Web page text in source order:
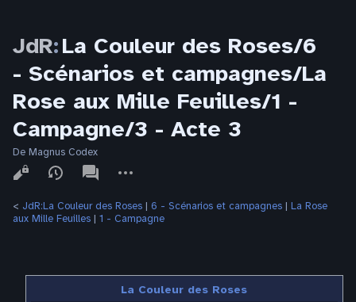
JdR:La Couleur des Roses/6
- Scénarios et campagnes/La
Rose aux Mille Feuilles/1 -
Campagne/3 - Acte 3
De Magnus Codex
Affichages
associated-
pages
actions
< JdR:La Couleur des Roses ‎ | 6 - Scénarios et campagnes ‎ | La Rose
aux Mille Feuilles ‎ | 1 - Campagne
La Couleur des Roses